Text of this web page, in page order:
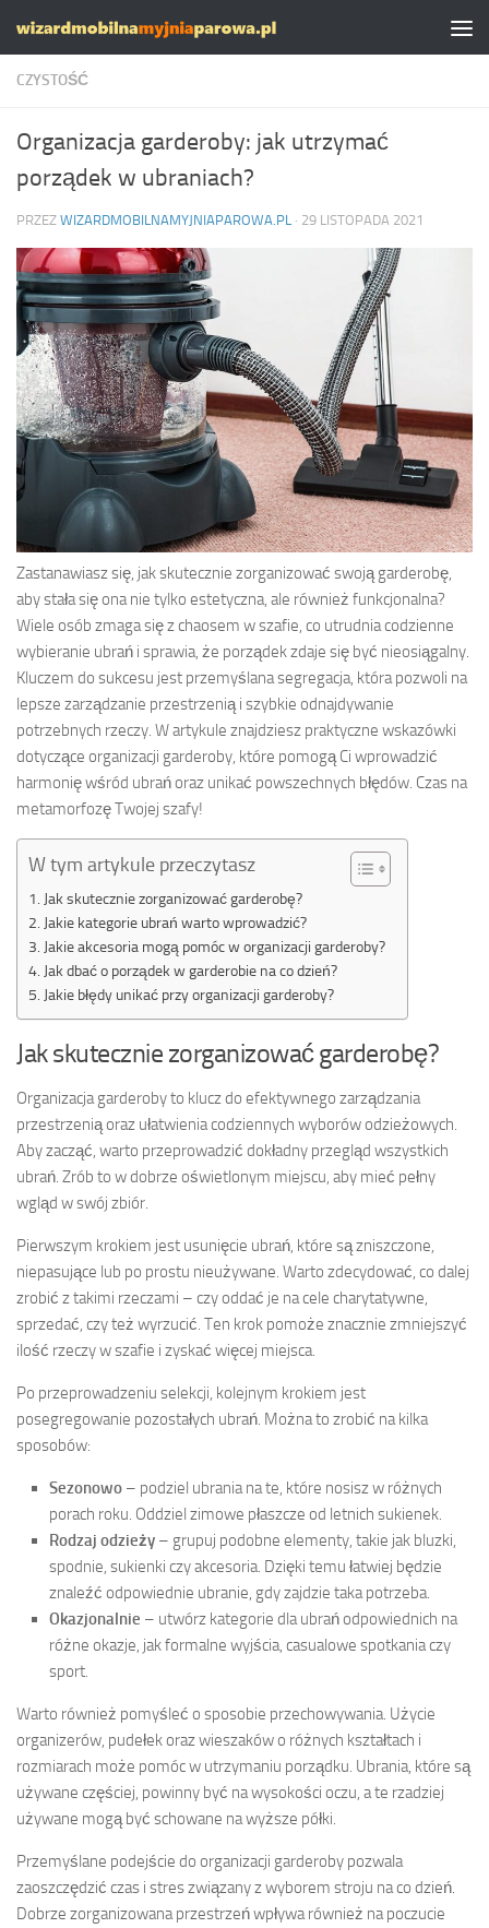
Skip to content
CZYSTOŚĆ
Organizacja garderoby: jak utrzymać
porządek w ubraniach?
PRZEZ WIZARDMOBILNAMYJNIAPAROWA.PL · 29 LISTOPADA 2021
Zastanawiasz się, jak skutecznie zorganizować swoją garderobę,
aby stała się ona nie tylko estetyczna, ale również funkcjonalna?
Wiele osób zmaga się z chaosem w szafie, co utrudnia codzienne
wybieranie ubrań i sprawia, że porządek zdaje się być nieosiągalny.
Kluczem do sukcesu jest przemyślana segregacja, która pozwoli na
lepsze zarządzanie przestrzenią i szybkie odnajdywanie
potrzebnych rzeczy. W artykule znajdziesz praktyczne wskazówki
dotyczące organizacji garderoby, które pomogą Ci wprowadzić
harmonię wśród ubrań oraz unikać powszechnych błędów. Czas na
metamorfozę Twojej szafy!
W tym artykule przeczytasz
Jak skutecznie zorganizować garderobę?
Jakie kategorie ubrań warto wprowadzić?
Jakie akcesoria mogą pomóc w organizacji garderoby?
Jak dbać o porządek w garderobie na co dzień?
Jakie błędy unikać przy organizacji garderoby?
Jak skutecznie zorganizować garderobę?
Organizacja garderoby to klucz do efektywnego zarządzania
przestrzenią oraz ułatwienia codziennych wyborów odzieżowych.
Aby zacząć, warto przeprowadzić dokładny przegląd wszystkich
ubrań. Zrób to w dobrze oświetlonym miejscu, aby mieć pełny
wgląd w swój zbiór.
Pierwszym krokiem jest usunięcie ubrań, które są zniszczone,
niepasujące lub po prostu nieużywane. Warto zdecydować, co dalej
zrobić z takimi rzeczami – czy oddać je na cele charytatywne,
sprzedać, czy też wyrzucić. Ten krok pomoże znacznie zmniejszyć
ilość rzeczy w szafie i zyskać więcej miejsca.
Po przeprowadzeniu selekcji, kolejnym krokiem jest
posegregowanie pozostałych ubrań. Można to zrobić na kilka
sposobów:
Sezonowo – podziel ubrania na te, które nosisz w różnych
porach roku. Oddziel zimowe płaszcze od letnich sukienek.
Rodzaj odzieży – grupuj podobne elementy, takie jak bluzki,
spodnie, sukienki czy akcesoria. Dzięki temu łatwiej będzie
znaleźć odpowiednie ubranie, gdy zajdzie taka potrzeba.
Okazjonalnie – utwórz kategorie dla ubrań odpowiednich na
różne okazje, jak formalne wyjścia, casualowe spotkania czy
sport.
Warto również pomyśleć o sposobie przechowywania. Użycie
organizerów, pudełek oraz wieszaków o różnych kształtach i
rozmiarach może pomóc w utrzymaniu porządku. Ubrania, które są
używane częściej, powinny być na wysokości oczu, a te rzadziej
używane mogą być schowane na wyższe półki.
Przemyślane podejście do organizacji garderoby pozwala
zaoszczędzić czas i stres związany z wyborem stroju na co dzień.
Dobrze zorganizowana przestrzeń wpływa również na poczucie